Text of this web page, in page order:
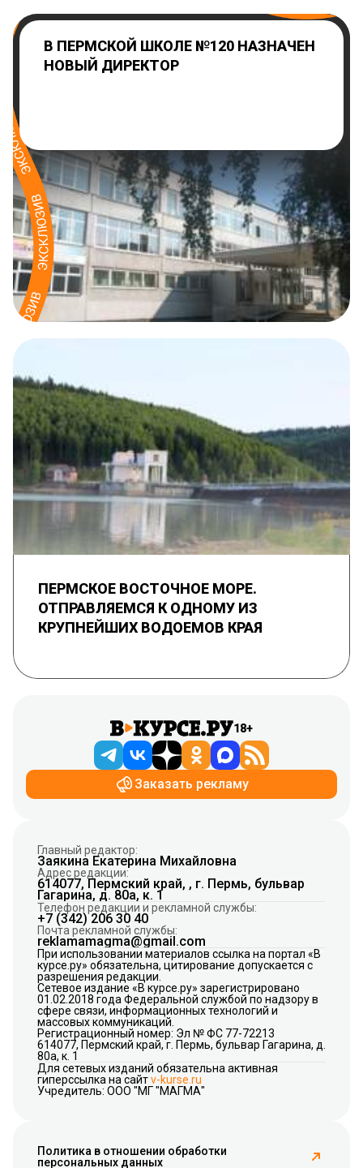
В ПЕРМСКОЙ ШКОЛЕ №120 НАЗНАЧЕН
НОВЫЙ ДИРЕКТОР
ПЕРМСКОЕ ВОСТОЧНОЕ МОРЕ.
ОТПРАВЛЯЕМСЯ К ОДНОМУ ИЗ
КРУПНЕЙШИХ ВОДОЕМОВ КРАЯ
18+
Заказать рекламу
Главный редактор:
Заякина Екатерина Михайловна
Адрес редакции:
614077, Пермский край, , г. Пермь, бульвар
Гагарина, д. 80а, к. 1
Телефон редакции и рекламной службы:
+7 (342) 206 30 40
Почта рекламной службы:
reklamamagma@gmail.com
При использовании материалов ссылка на портал «В
курсе.ру» обязательна, цитирование допускается с
разрешения редакции.
Сетевое издание «В курсе.ру» зарегистрировано
01.02.2018 года Федеральной службой по надзору в
сфере связи, информационных технологий и
массовых коммуникаций.
Регистрационный номер: Эл № ФС 77-72213
614077, Пермский край, г. Пермь, бульвар Гагарина, д.
80а, к. 1
Для сетевых изданий обязательна активная
гиперссылка на сайтv-kurse.ru
Учредитель: ООО "МГ "МАГМА"
Политика в отношении обработки
персональных данных